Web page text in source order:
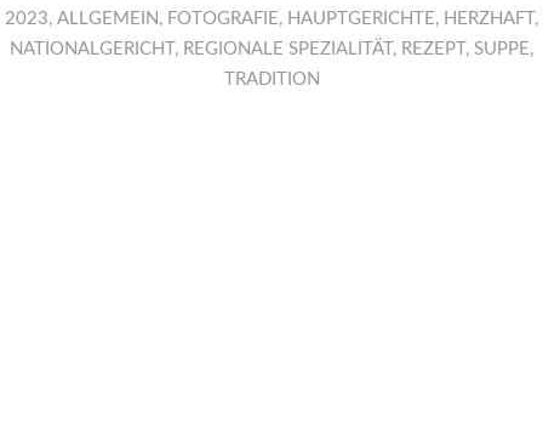
2023, ALLGEMEIN , FOTOGRAFIE, HAUPTGERICHTE, HERZHAFT ,
NATIONALGERICHT , REGIONALE SPEZIALITÄT , REZEPT , SUPPE,
TRADITION